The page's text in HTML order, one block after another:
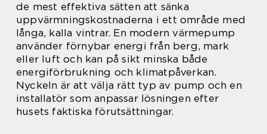
de mest effektiva sätten att sänka
uppvärmningskostnaderna i ett område med
långa, kalla vintrar. En modern värmepump
använder förnybar energi från berg, mark
eller luft och kan på sikt minska både
energiförbrukning och klimatpåverkan.
Nyckeln är att välja rätt typ av pump och en
installatör som anpassar lösningen efter
husets faktiska förutsättningar.